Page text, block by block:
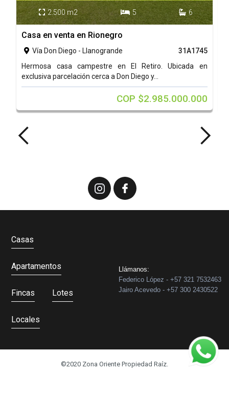
 2.500 m2  5  6
Casa en venta en Rionegro
 Vía Don Diego - Llanogrande
31A1745
Hermosa casa campestre en El Retiro. Ubicada en
exclusiva parcelación cerca a Don Diego y...
COP $2.985.000.000
Casas
Apartamentos
Fincas Lotes
Locales
Llámanos:
Federico López - +57 321 7532463
Jairo Acevedo - +57 300 2430522
©2020 Zona Oriente Propiedad Raíz.